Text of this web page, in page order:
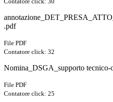
.pdf
File PDF
Contatore click: 32
Nomina_DSGA_supporto
File PDF
Contatore click: 25